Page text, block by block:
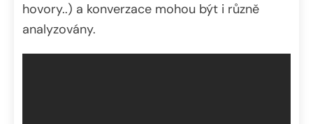
hovory..) a konverzace mohou být i různě
analyzovány.